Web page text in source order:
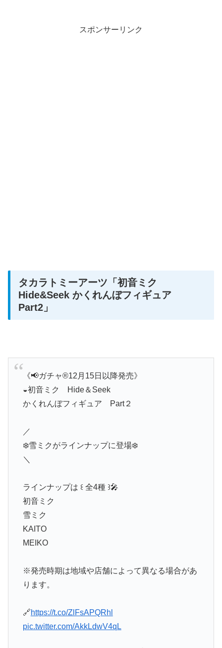
スポンサーリンク
タカラトミーアーツ 「初音ミク
Hide&Seek かくれんぼフィギュア
Part2」
《📢ガチャ®︎12月15日以降発売》
◒初音ミク Hide＆Seek
かくれんぼフィギュア Part２
／
❄️雪ミクがラインナップに登場❄️
＼
ラインナップは ꒰ 全4種 ꒱🎤
初音ミク
雪ミク
KAITO
MEIKO
※発売時期は地域や店舗によって異なる場合があ
ります。
🔗https://t.co/ZlFsAPQRhl
pic.twitter.com/AkkLdwV4qL